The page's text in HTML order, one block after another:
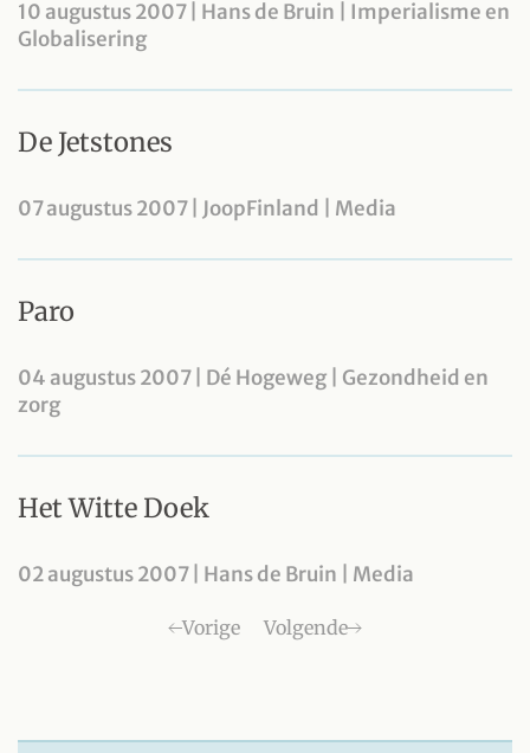
10 augustus 2007 | Hans de Bruin | Imperialisme en
Globalisering
De Jetstones
07 augustus 2007 | JoopFinland | Media
Paro
04 augustus 2007 | Dé Hogeweg | Gezondheid en
zorg
Het Witte Doek
02 augustus 2007 | Hans de Bruin | Media
Vorige Volgende